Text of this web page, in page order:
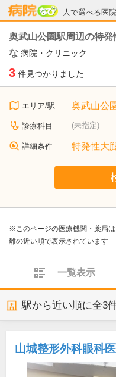
人で選べる医
病院なび
奥武山公園駅周辺の特
な 病院・クリニック
3 件見つかりました
エリア/駅 奥武山公
診療科目 (未指定)
詳細条件 特発性大
※このページの医療機関・薬局は
離の近い順で表示されています
一覧表示
駅から近い順に全3
山城整形外科眼科